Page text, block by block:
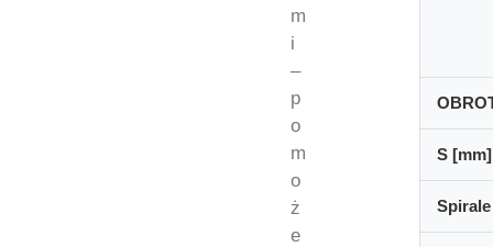
m
i
–
p
o
m
o
ż
e
S [mm]
Spirale